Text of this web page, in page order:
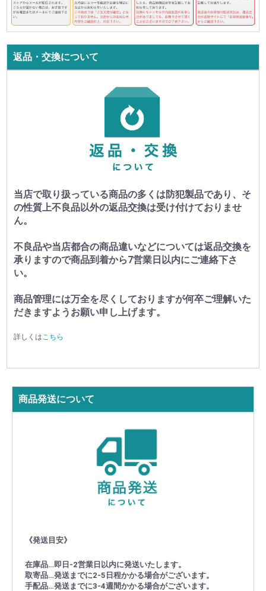
返品・交換について
当店で取り扱っている商品の多くは防犯製品であり、そ
の性質上不良品以外の返品交換は受け付けておりませ
ん。
不良品や当店都合の商品違いなどについては返品交換を
承りますので商品到着から7営業日以内にご連絡下さ
い。
商品管理には万全を尽くしておりますが何卒ご理解いた
だきますようお願い申し上げます。
詳しくはこちら
商品発送について
《発送目安》
在庫品…即日-2営業日以内に発送いたします。
取寄品…発送までに2-5日程かかる場合がございます。
手配品…発送までに3-4週間かかる場合がございます。